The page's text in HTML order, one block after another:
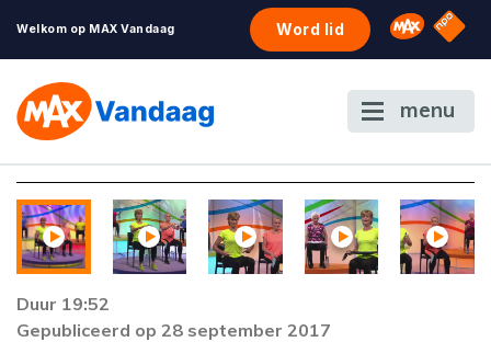
Welkom op MAX Vandaag Word lid Omroep
NPO
menu
Duur 19:52
Gepubliceerd op 28 september 2017